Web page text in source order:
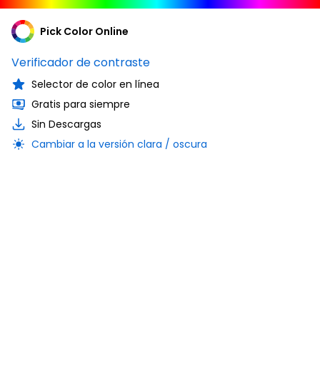
Pick Color Online
Verificador de contraste
Selector de color en línea
Gratis para siempre
Sin Descargas
Cambiar a la versión clara / oscura